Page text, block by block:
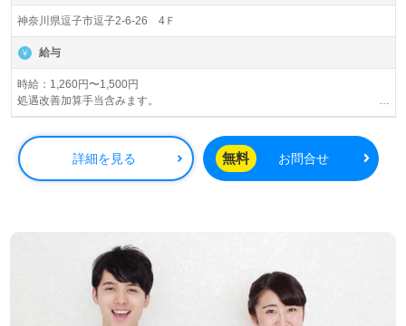
神奈川県逗子市逗子2-6-26 4Ｆ
給与
時給：1,260円〜1,500円
処遇改善加算手当含みます。
経験ある方は前職の賃金を考慮し、更に+αでの時給を検討致します。
土日（どちらでも可）勤務できる方は、該当日の時給1,500円です！！
昇給
賞与（年1回/実績による）
詳細を見る 無料 お問合せ